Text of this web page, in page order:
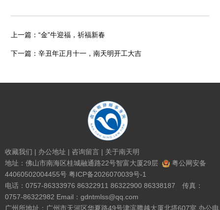
上一篇：“金”牛迎福，祈福新春
下一篇：辛丑年正月十一，南天明开工大吉
收藏我们 | 办公地址 | 咨询留言 | 关于南天明
地址：佛山市南海区桂城融通路22号智富大厦29层
粤公网安备
44060502004455号 粤ICP备2026070039号-1
电话：0757-86333976 86322911 86322900 86338187 传真：
0757-86322982 Email：gdntmlss@qq.com
广州所地址：广州市天河区华夏路49号津滨腾越大厦北塔607室 办公电